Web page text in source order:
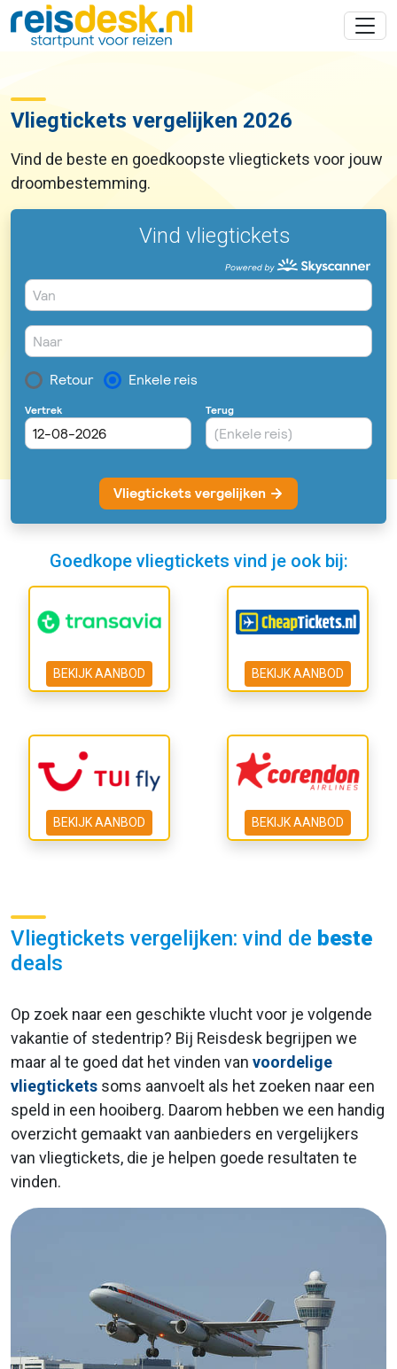
Vliegtickets vergelijken 2026
Vind de beste en goedkoopste vliegtickets voor jouw
droombestemming.
Vind vliegtickets
Goedkope vliegtickets vind je ook bij:
BEKIJK AANBOD BEKIJK AANBOD
BEKIJK AANBOD BEKIJK AANBOD
Vliegtickets vergelijken: vind de beste
deals
Op zoek naar een geschikte vlucht voor je volgende
vakantie of stedentrip? Bij Reisdesk begrijpen we
maar al te goed dat het vinden van voordelige
vliegtickets soms aanvoelt als het zoeken naar een
speld in een hooiberg. Daarom hebben we een handig
overzicht gemaakt van aanbieders en vergelijkers
van vliegtickets, die je helpen goede resultaten te
vinden.